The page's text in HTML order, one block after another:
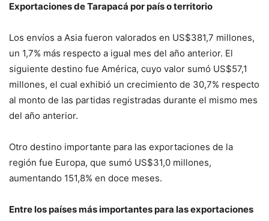
Exportaciones de Tarapacá por país o territorio
Los envíos a Asia fueron valorados en US$381,7 millones,
un 1,7% más respecto a igual mes del año anterior. El
siguiente destino fue América, cuyo valor sumó US$57,1
millones, el cual exhibió un crecimiento de 30,7% respecto
al monto de las partidas registradas durante el mismo mes
del año anterior.
Otro destino importante para las exportaciones de la
región fue Europa, que sumó US$31,0 millones,
aumentando 151,8% en doce meses.
Entre los países más importantes para las exportaciones